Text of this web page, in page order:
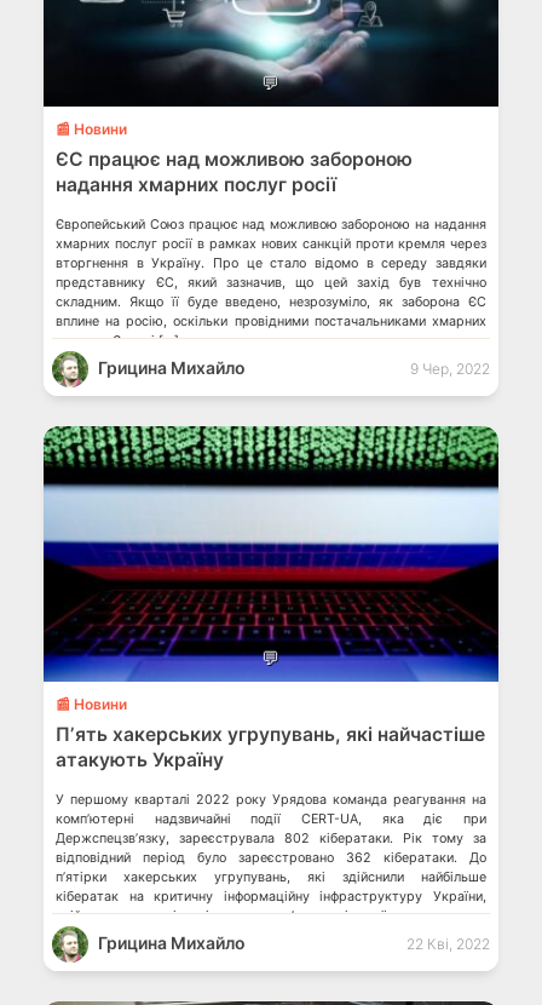
💬
📰 Новини
ЄС працює над можливою забороною
надання хмарних послуг росії
Європейський Союз працює над можливою забороною на надання
хмарних послуг росії в рамках нових санкцій проти кремля через
вторгнення в Україну. Про це стало відомо в середу завдяки
представнику ЄС, який зазначив, що цей захід був технічно
складним. Якщо її буде введено, незрозуміло, як заборона ЄС
вплине на росію, оскільки провідними постачальниками хмарних
послуг у Європі […]
Грицина Михайло 9 Чер, 2022
💬
📰 Новини
Пʼять хакерських угрупувань, які найчастіше
атакують Україну
У першому кварталі 2022 року Урядова команда реагування на
компʼютерні надзвичайні події CERT-UA, яка діє при
Держспецзвʼязку, зареєструвала 802 кібератаки. Рік тому за
відповідний період було зареєстровано 362 кібератаки. До
п’ятірки хакерських угрупувань, які здійснили найбільше
кібератак на критичну інформаційну інфраструктуру України,
увійшли хакери, діяльність яких повʼязують із країною-агресором
або співучасником війни проти нашої держави – […]
Грицина Михайло 22 Кві, 2022